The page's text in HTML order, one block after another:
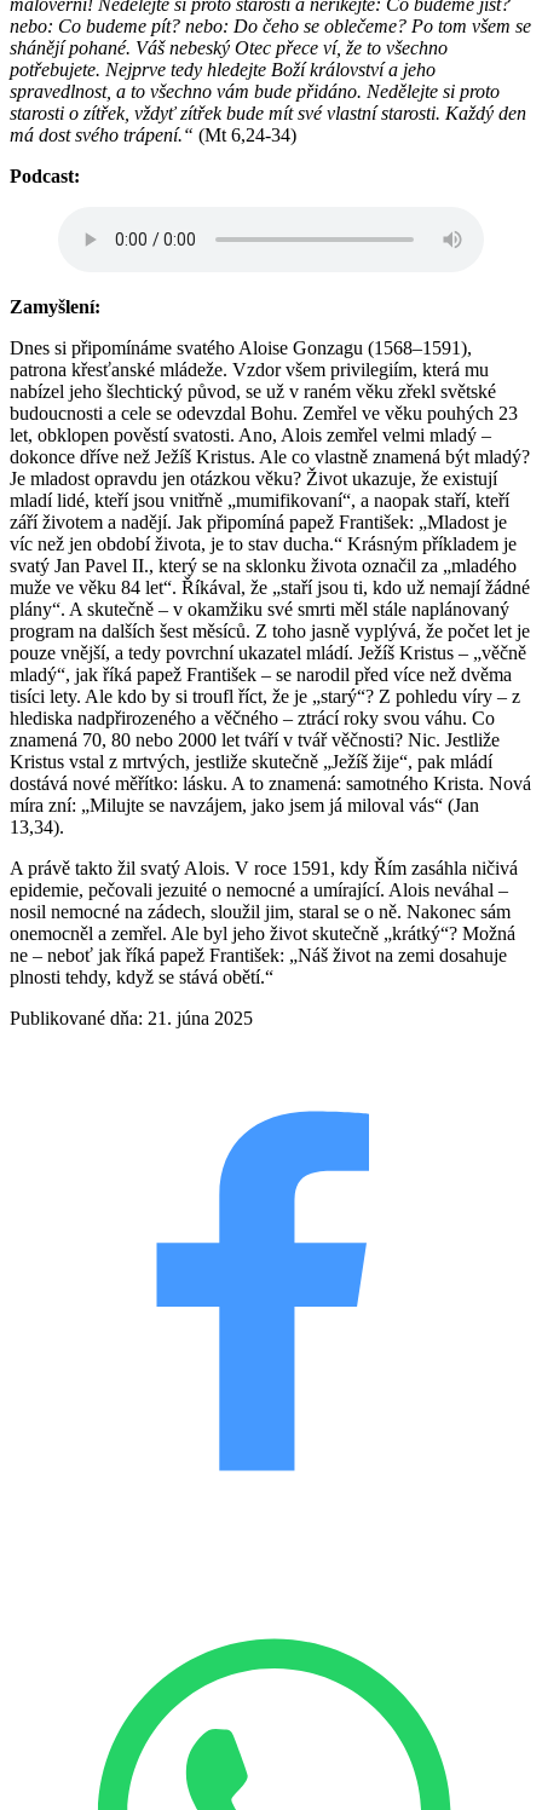
nebo: Co budeme pít? nebo: Do čeho se oblečeme? Po tom všem se
shánějí pohané. Váš nebeský Otec přece ví, že to všechno
potřebujete. Nejprve tedy hledejte Boží království a jeho
spravedlnost, a to všechno vám bude přidáno. Nedělejte si proto
starosti o zítřek, vždyť zítřek bude mít své vlastní starosti. Každý den
má dost svého trápení.“ (Mt 6,24-34)
Podcast:
Zamyšlení:
Dnes si připomínáme svatého Aloise Gonzagu (1568–1591),
patrona křesťanské mládeže. Vzdor všem privilegiím, která mu
nabízel jeho šlechtický původ, se už v raném věku zřekl světské
budoucnosti a cele se odevzdal Bohu. Zemřel ve věku pouhých 23
let, obklopen pověstí svatosti. Ano, Alois zemřel velmi mladý –
dokonce dříve než Ježíš Kristus. Ale co vlastně znamená být mladý?
Je mladost opravdu jen otázkou věku? Život ukazuje, že existují
mladí lidé, kteří jsou vnitřně „mumifikovaní“, a naopak staří, kteří
září životem a nadějí. Jak připomíná papež František: „Mladost je
víc než jen období života, je to stav ducha.“ Krásným příkladem je
svatý Jan Pavel II., který se na sklonku života označil za „mladého
muže ve věku 84 let“. Říkával, že „staří jsou ti, kdo už nemají žádné
plány“. A skutečně – v okamžiku své smrti měl stále naplánovaný
program na dalších šest měsíců. Z toho jasně vyplývá, že počet let je
pouze vnější, a tedy povrchní ukazatel mládí. Ježíš Kristus – „věčně
mladý“, jak říká papež František – se narodil před více než dvěma
tisíci lety. Ale kdo by si troufl říct, že je „starý“? Z pohledu víry – z
hlediska nadpřirozeného a věčného – ztrácí roky svou váhu. Co
znamená 70, 80 nebo 2000 let tváří v tvář věčnosti? Nic. Jestliže
Kristus vstal z mrtvých, jestliže skutečně „Ježíš žije“, pak mládí
dostává nové měřítko: lásku. A to znamená: samotného Krista. Nová
míra zní: „Milujte se navzájem, jako jsem já miloval vás“ (Jan
13,34).
A právě takto žil svatý Alois. V roce 1591, kdy Řím zasáhla ničivá
epidemie, pečovali jezuité o nemocné a umírající. Alois neváhal –
nosil nemocné na zádech, sloužil jim, staral se o ně. Nakonec sám
onemocněl a zemřel. Ale byl jeho život skutečně „krátký“? Možná
ne – neboť jak říká papež František: „Náš život na zemi dosahuje
plnosti tehdy, když se stává obětí.“
Publikované dňa: 21. júna 2025